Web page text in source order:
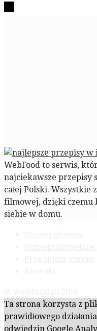
WebFood to serwis,
najciekawsze przepisy
całej Polski. Wszystkie
filmowej, dzięki czemu
siebie w domu.
Ta strona korzysta z
prawidłowego
odwiedzin Google